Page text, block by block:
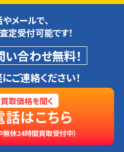
メールで、
定受付可能です！
い合わせ無料！
ご連絡ください！
取価格を聞く
話はこちら
無休24時間買取受付中）